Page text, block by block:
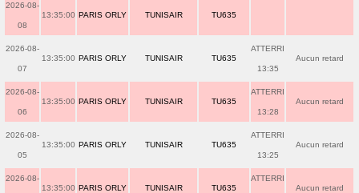
2026-08-
08
13:35:00 PARIS ORLY TUNISAIR TU635
2026-08-
07
13:35:00 PARIS ORLY TUNISAIR TU635
ATTERRI
13:35
Aucun retard
2026-08-
06
13:35:00 PARIS ORLY TUNISAIR TU635
ATTERRI
13:28
Aucun retard
2026-08-
05
13:35:00 PARIS ORLY TUNISAIR TU635
ATTERRI
13:25
Aucun retard
2026-08-
13:35:00 PARIS ORLY TUNISAIR TU635
ATTERRI
Aucun retard